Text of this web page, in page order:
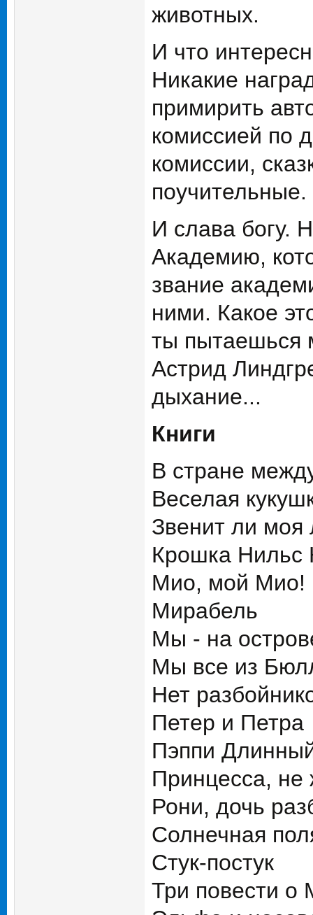
животных.
И что
Никакие
примирить
комиссией по
комиссии,
поучительные.
И слава богу.
Академию,
звание
ними. Какое
ты пытаешься
Астрид
дыхание...
Книги
В стране
Веселая
Звенит ли моя
Крошка Нильс
Мио, мой Мио!
Мирабель
Мы - на
Мы все из
Нет
Петер и Петра
Пэппи
Принцесса, не
Рони, дочь
Солнечная
Стук-постук
Три повести